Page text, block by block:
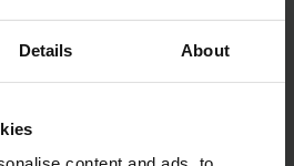
Details About
i ve
stísněných
místa ve stávajících skladech.
přináší nový vozík